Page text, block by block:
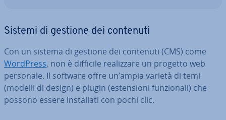
Sistemi di gestione dei contenuti
Con un sistema di gestione dei contenuti (CMS) come
WordPress, non è difficile rea­liz­za­re un progetto web
personale. Il software offre un’ampia varietà di temi
(modelli di design) e plugin (esten­sio­ni fun­zio­na­li) che
possono essere in­stal­la­ti con pochi clic.